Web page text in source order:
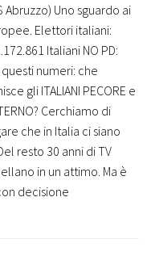
Abruzzo) Uno sguardo ai
Elettori italiani:
Italiani NO PD:
numeri: che
gli ITALIANI PECORE e
Cerchiamo di
che in Italia ci siano
resto 30 anni di TV
in un attimo. Ma è
decisione